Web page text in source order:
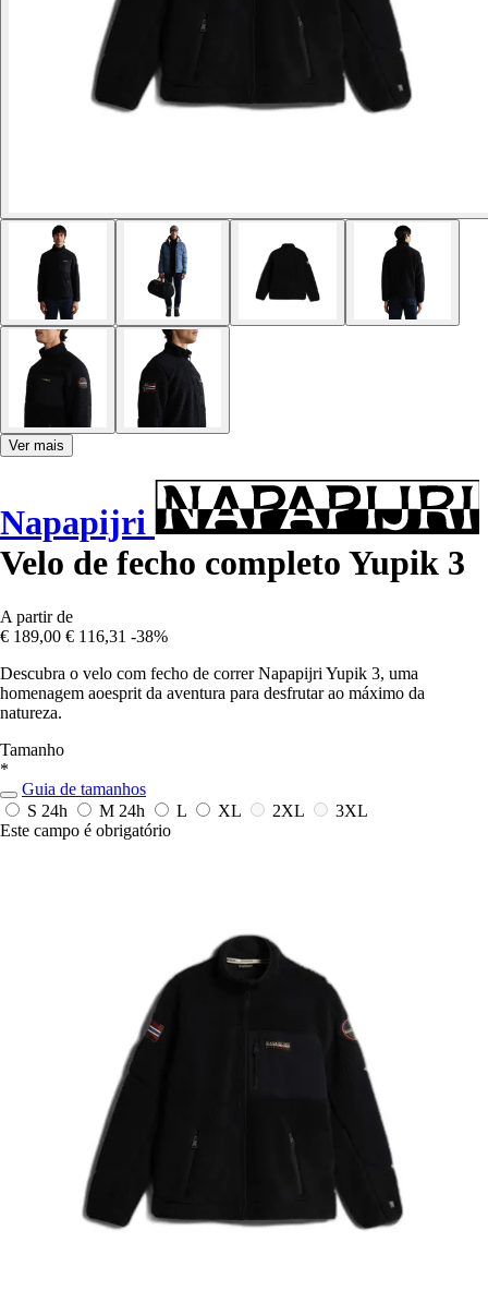
Ver mais
Napapijri
Velo de fecho completo Yupik 3
A partir de
€ 189,00 € 116,31 -38%
Descubra o velo com fecho de correr Napapijri Yupik 3, uma
homenagem aoesprit da aventura para desfrutar ao máximo da
natureza.
Tamanho
*
Guia de tamanhos
S 24h M 24h L XL 2XL
3XL
Este campo é obrigatório